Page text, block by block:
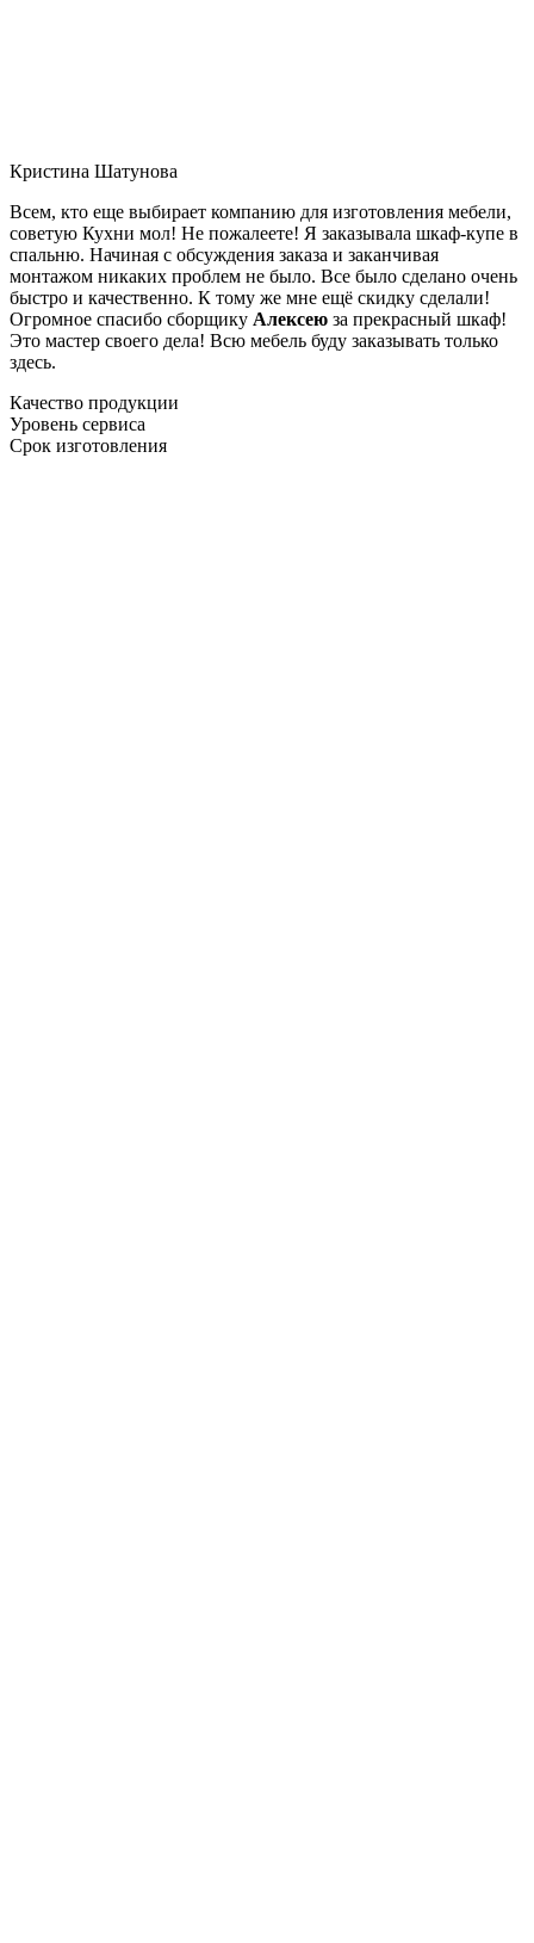
Кристина Шатунова
Всем, кто еще выбирает компанию для изготовления мебели,
советую Кухни мол! Не пожалеете! Я заказывала шкаф-купе в
спальню. Начиная с обсуждения заказа и заканчивая
монтажом никаких проблем не было. Все было сделано очень
быстро и качественно. К тому же мне ещё скидку сделали!
Огромное спасибо сборщику Алексею за прекрасный шкаф!
Это мастер своего дела! Всю мебель буду заказывать только
здесь.
Качество продукции
Уровень сервиса
Срок изготовления